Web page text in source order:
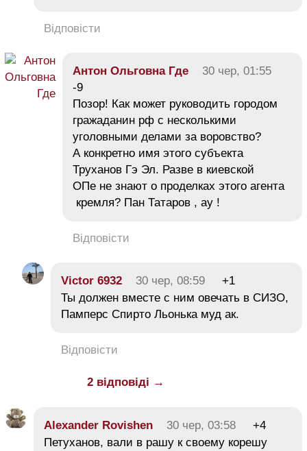
Відповісти
Антон Ольговна Где
30 чер, 01:55
-9
Позор! Как может руководить городом
гражаданин рф с несколькими
уголовными делами за воровство?
А конкретно имя этого субъекта
Труханов Гэ Эл. Разве в киевской
ОПе не знают о проделках этого агента
кремля? Пан Татаров , ау !
Відповісти
Victor 6932 30 чер, 08:59
+1
Ты должен вместе с ним овечать в СИЗО,
Памперс Спирто Льонька муд ак.
Відповісти
2 відповіді →
Alexander Rovishen 30 чер, 03:58
+4
Петуханов, вали в рашу к своему корешу